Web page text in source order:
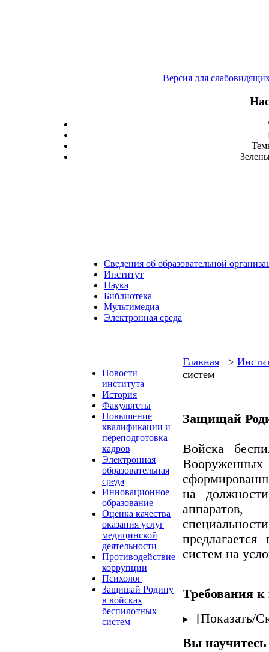
Версия для
Сведения об образовательной
Институт
Наука
Библиотека
Мультимедиа
Электронная среда
Новости
института
История
Факультеты
Повышение
квалификации и
переподготовка
кадров
Электронная
образовательная
среда
Инновационное
образование
Оценка качества
оказания услуг
медицинской
деятельности
Противодействие
коррупции
Психолог
Защищай Родину
в войсках
беспилотных
систем
Главная >
систем
Защищай
Войска
на
систем на
Требования к
[Показать/
Вы научитесь